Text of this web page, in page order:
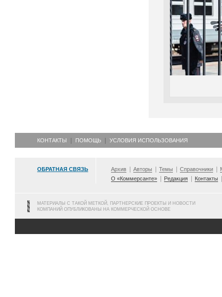
КОНТАКТЫ ПОМОЩЬ УСЛОВИЯ ИСПОЛЬЗОВАНИЯ
ОБРАТНАЯ СВЯЗЬ Архив Авторы Темы Справочники
О «Коммерсанте»
Редакция Контакты
МАТЕРИАЛЫ С ТАКОЙ МЕТКОЙ, ПАРТНЕРСКИЕ ПРОЕКТЫ И НОВОСТИ
КОМПАНИЙ ОПУБЛИКОВАНЫ НА КОММЕРЧЕСКОЙ ОСНОВЕ